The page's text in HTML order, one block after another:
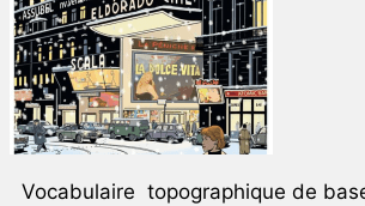
Vocabulaire topographique de